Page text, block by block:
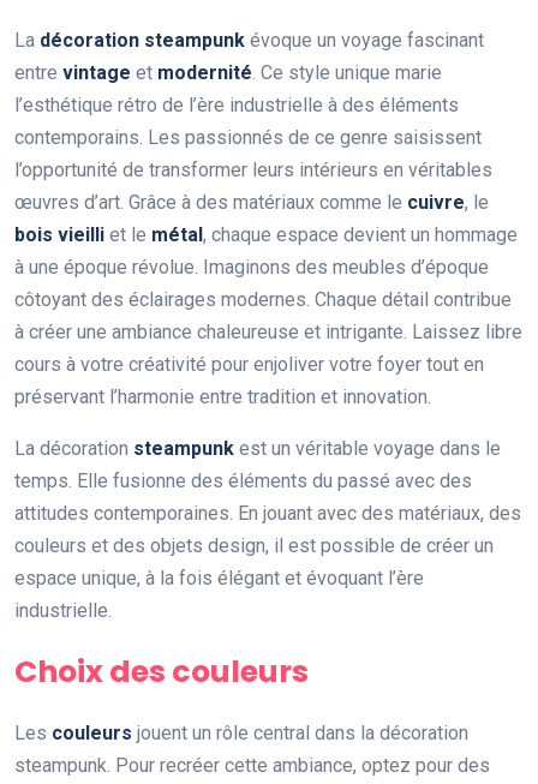
La décoration steampunk évoque un voyage fascinant
entre vintage et modernité. Ce style unique marie
l’esthétique rétro de l’ère industrielle à des éléments
contemporains. Les passionnés de ce genre saisissent
l’opportunité de transformer leurs intérieurs en véritables
œuvres d’art. Grâce à des matériaux comme le cuivre, le
bois vieilli et le métal, chaque espace devient un hommage
à une époque révolue. Imaginons des meubles d’époque
côtoyant des éclairages modernes. Chaque détail contribue
à créer une ambiance chaleureuse et intrigante. Laissez libre
cours à votre créativité pour enjoliver votre foyer tout en
préservant l’harmonie entre tradition et innovation.
La décoration steampunk est un véritable voyage dans le
temps. Elle fusionne des éléments du passé avec des
attitudes contemporaines. En jouant avec des matériaux, des
couleurs et des objets design, il est possible de créer un
espace unique, à la fois élégant et évoquant l’ère
industrielle.
Choix des couleurs
Les couleurs jouent un rôle central dans la décoration
steampunk. Pour recréer cette ambiance, optez pour des